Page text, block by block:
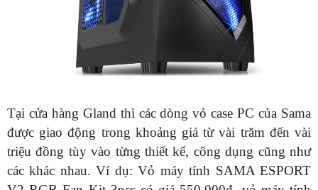
Tại cửa hàng Gland thì các dòng vỏ case PC của Sama
được giao động trong khoảng giá từ vài trăm đến vài
triệu đồng tùy vào từng thiết kế, công dụng cũng như
các khác nhau. Ví dụ: Vỏ máy tính SAMA ESPORT